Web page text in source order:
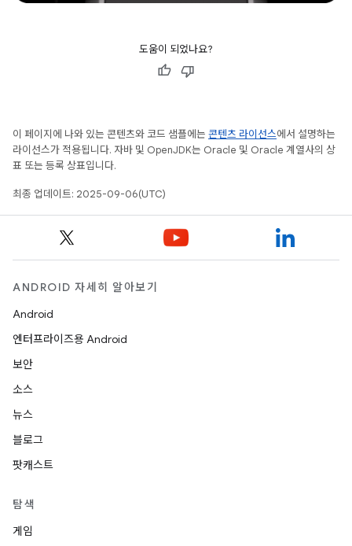
도움이 되었나요?
이 페이지에 나와 있는 콘텐츠와 코드 샘플에는 콘텐츠 라이선스에서 설명하는
라이선스가 적용됩니다. 자바 및 OpenJDK는 Oracle 및 Oracle 계열사의 상
표 또는 등록 상표입니다.
최종 업데이트: 2025-09-06(UTC)
ANDROID 자세히 알아보기
Android
엔터프라이즈용 Android
보안
소스
뉴스
블로그
팟캐스트
탐색
게임